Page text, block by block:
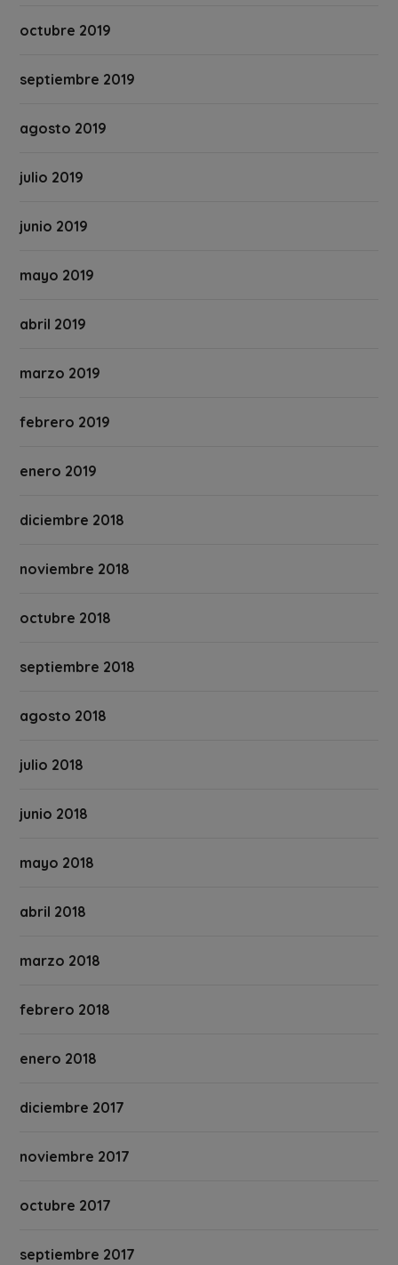
octubre 2019
septiembre 2019
agosto 2019
julio 2019
junio 2019
mayo 2019
abril 2019
marzo 2019
febrero 2019
enero 2019
diciembre 2018
noviembre 2018
octubre 2018
septiembre 2018
agosto 2018
julio 2018
junio 2018
mayo 2018
abril 2018
marzo 2018
febrero 2018
enero 2018
diciembre 2017
noviembre 2017
octubre 2017
septiembre 2017